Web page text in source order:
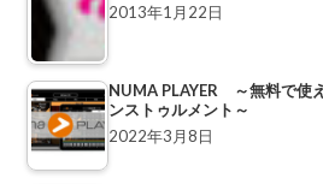
2013年1月22日
NUMA PLAYER ～無料で使
ンストゥルメント～
2022年3月8日